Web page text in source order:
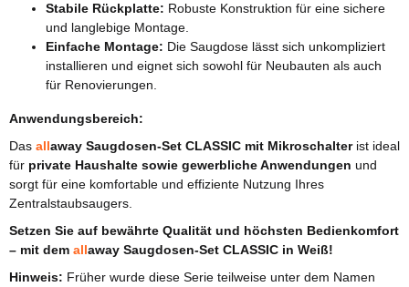
Stabile Rückplatte: Robuste Konstruktion für eine sichere
und langlebige Montage.
Einfache Montage: Die Saugdose lässt sich unkompliziert
installieren und eignet sich sowohl für Neubauten als auch
für Renovierungen.
Anwendungsbereich:
Das allaway Saugdosen-Set CLASSIC mit Mikroschalterist ideal
für private Haushalte sowie gewerbliche Anwendungen und
sorgt für eine komfortable und effiziente Nutzung Ihres
Zentralstaubsaugers.
Setzen Sie auf bewährte Qualität und höchsten Bedienkomfort
– mit dem allaway Saugdosen-Set CLASSIC in Weiß!
Hinweis: Früher wurde diese Serie teilweise unter dem Namen